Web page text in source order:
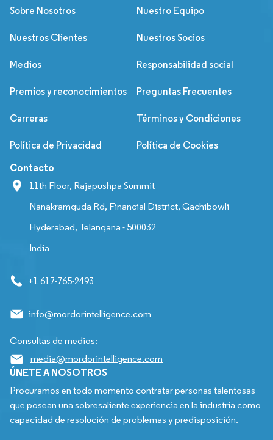
Sobre Nosotros
Nuestro Equipo
Nuestros Clientes Nuestros Socios
Medios Responsabilidad social
Premios y reconocimientos Preguntas Frecuentes
Carreras Términos y Condiciones
Política de Privacidad Política de Cookies
Contacto
11th Floor, Rajapushpa Summit
Nanakramguda Rd, Financial District, Gachibowli
Hyderabad, Telangana - 500032
India
+1 617-765-2493
info@mordorintelligence.com
Consultas de medios:
media@mordorintelligence.com
ÚNETE A NOSOTROS
Procuramos en todo momento contratar personas talentosas
que posean una sobresaliente experiencia en la industria como
capacidad de resolución de problemas y predisposición.